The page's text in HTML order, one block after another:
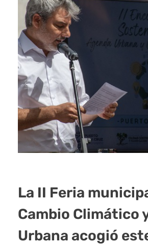
La II Feria
Cambio Climático
Urbana acogió